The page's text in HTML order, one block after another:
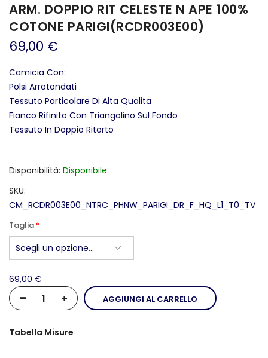
ARM. DOPPIO RIT CELESTE N APE 100%
COTONE PARIGI(RCDR003E00)
69,00 €
Camicia Con:
Polsi Arrotondati
Tessuto Particolare Di Alta Qualita
Fianco Rifinito Con Triangolino Sul Fondo
Tessuto In Doppio Ritorto
Disponibilità Disponibile
SKU
CM_RCDR003E00_NTRC_PHNW_PARIGI_DR_F_HQ_L1_T0_TV
Taglia
69,00 €
- + AGGIUNGI AL CARRELLO
Tabella Misure